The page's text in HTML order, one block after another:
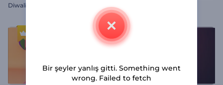
Diwali Işıkları İntro
Bir şeyler yanlış gitti. Something went
wrong. Failed to fetch